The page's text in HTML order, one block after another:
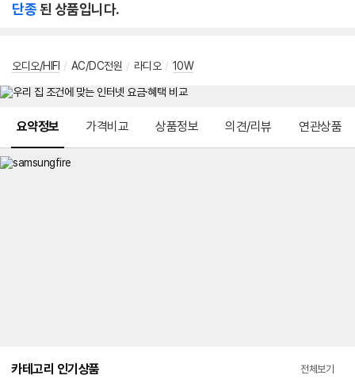
단종된 상품입니다.
오디오/HIFI / AC/DC전원 / 라디오 / 10W
요약정보 가격비교 상품정보 의견/리뷰 연관상품
카테고리 인기상품 전체보기